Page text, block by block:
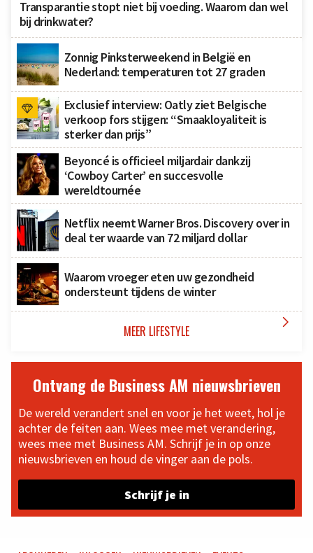
Transparantie stopt niet bij voeding. Waarom dan wel
bij drinkwater?
Zonnig Pinksterweekend in België en
Nederland: temperaturen tot 27 graden
Exclusief interview: Oatly ziet Belgische
verkoop fors stijgen: “Smaakloyaliteit is
sterker dan prijs”
Beyoncé is officieel miljardair dankzij
‘Cowboy Carter’ en succesvolle
wereldtournée
Netflix neemt Warner Bros. Discovery over in
deal ter waarde van 72 miljard dollar
Waarom vroeger eten uw gezondheid
ondersteunt tijdens de winter
MEER LIFESTYLE 
Ontvang de Business AM nieuwsbrieven
De wereld verandert snel en voor je het weet, hol je
achter de feiten aan. Wees mee met verandering,
wees mee met Business AM. Schrijf je in op onze
nieuwsbrieven en houd de vinger aan de pols.
Schrijf je in